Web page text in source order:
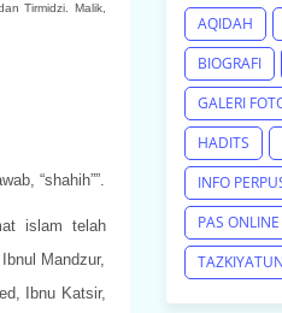
Tirmidzi. Malik,
“shahih””.
islam telah
Mandzur,
Ibnu Katsir,
AQIDAH
BIOGRAFI
GALERI
HADITS
INFO
PAS ONLINE